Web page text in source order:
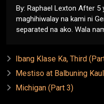
By: Raphael Lexton After
maghihiwalay na kami ni
separated na ako. Wala
Ibang Klase Ka, Third
Mestiso at Balbuning
Michigan (Part 3)